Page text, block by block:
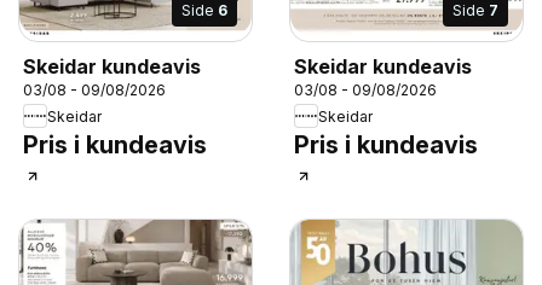
Side 6
Skeidar kundeavis
03/08 - 09/08/2026
Skeidar
Pris i kundeavis
Side 7
Skeidar kundeavis
03/08 - 09/08/2026
Skeidar
Pris i kundeavis